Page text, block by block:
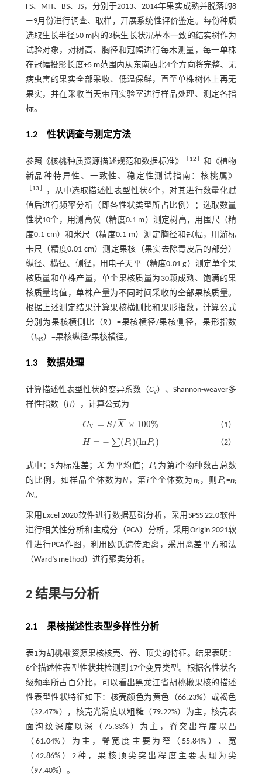
FS、MH、BS、JS，分别于2013、2014年果实成熟并脱落的8
—9月份进行调查、取样，开展系统性评价鉴定。每份种质
选取生长半径50 m内的3株生长状况基本一致的结实树作为
试验对象，对树高、胸径和冠幅进行每木测量，每一单株
在冠幅投影长度+5 m范围内从东南西北4个方向将完整、无
病虫害的果实全部采收、低温保鲜，直至单株树体上再无
果实，并在采收当天带回实验室进行样品处理、测定各指
标。
1.2 性状调查与测定方法
参照《核桃种质资源描述规范和数据标准》 12
和《植物
新品种特异性、一致性、稳定性测试指南：核桃属》
13
，从中选取描述性表型性状6个，对其进行数量化赋
值后进行频率分析（即各性状类型所占比例）；选取数量
性状10个，用测高仪（精度0.1 m）测定树高，用围尺（精
度0.1 cm）和米尺（精度0.1 m）测定胸径和冠幅，用游标
卡尺（精度0.01 cm）测定果核（果实去除青皮后的部分）
纵径、横径、侧径，用电子天平（精度0.01 g）测定单个果
核质量和单株产量，单个果核质量为30颗成熟、饱满的果
核质量均值，单株产量为不同时间采收的全部果核质量。
根据上述测定结果计算果核横侧比和果形指数，计算公式
分别为果核横侧比（R ）=果核横径/果核侧径，果形指数
（INS）=果核纵径/果核横径。
1.3 数据处理
计算描述性表型性状的变异系数（CV）、Shannon-weaver多
样性指数（H），计算公式为
CV = S/X
¯¯
¯ × 100%
CV= S/X ¯×100 % （1）
H = − ∑(Pi )(lnPi )
H= -∑( Pi) ln Pi) （2）
式中：S为标准差；X
¯¯
¯
X¯ 为平均值；Pi
Pi 为第i个物种数占总数
的比例，如样品个体数为N ，第 i个个体数为 ni，则 Pi
Pi =ni
/N。
采用Excel 2020软件进行数据基础分析，采用SPSS 22.0软件
进行相关性分析和主成分（PCA）分析，采用Origin 2021软
件进行PCA作图，利用欧氏遗传距离，采用离差平方和法
（Ward’s method）进行聚类分析。
2结果与分析
2.1 果核描述性表型多样性分析
表1为胡桃楸资源果核核壳、脊、顶尖的特征。结果表明：
6个描述性表型性状共检测到17个变异类型。根据各性状各
级频率所占百分比，可以看出黑龙江省胡桃楸果核的描述
性表型性状特征如下：核壳颜色为黄色（66.23%）或褐色
（32.47%），核壳光滑度以粗糙（79.22%）为主，核壳表
面沟纹深度以深（75.33%）为主，脊突出程度以凸
（61.04%）为主，脊宽度主要为窄（55.84%）、宽
（42.86%）2种，果核顶尖突出程度主要表现为尖
（97.40%）。